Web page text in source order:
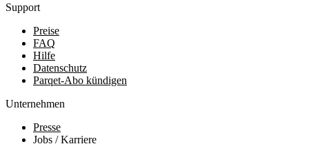
Support
Preise
FAQ
Hilfe
Datenschutz
Parqet-Abo kündigen
Unternehmen
Presse
Jobs / Karriere